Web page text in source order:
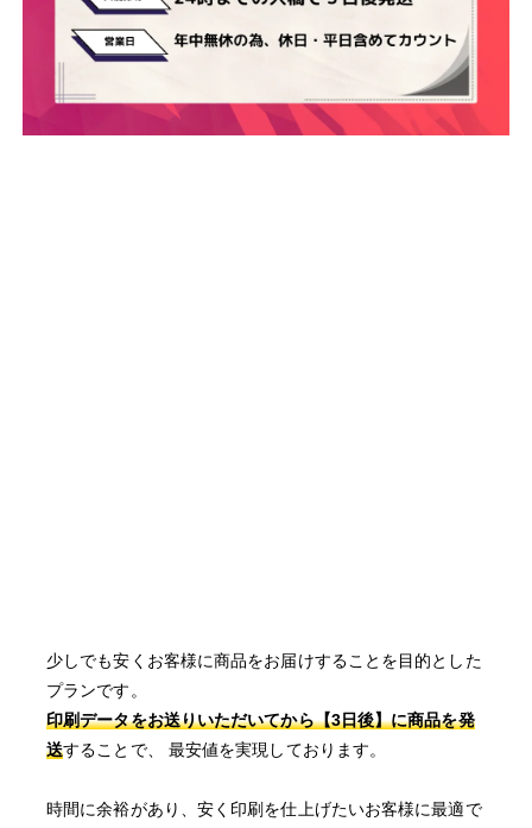
少しでも安くお客様に商品をお届けすることを目的とした
プランです。
印刷データをお送りいただいてから【3日後】に商品を発
送することで、 最安値を実現しております。
時間に余裕があり、安く印刷を仕上げたいお客様に最適で